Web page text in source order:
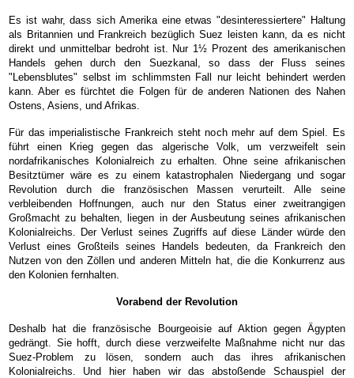
Es ist wahr, dass sich Amerika eine etwas "desinteressiertere" Haltung
als Britannien und Frankreich bezüglich Suez leisten kann, da es nicht
direkt und unmittelbar bedroht ist. Nur 1½ Prozent des amerikanischen
Handels gehen durch den Suezkanal, so dass der Fluss seines
"Lebensblutes" selbst im schlimmsten Fall nur leicht behindert werden
kann. Aber es fürchtet die Folgen für de anderen Nationen des Nahen
Ostens, Asiens, und Afrikas.
Für das imperialistische Frankreich steht noch mehr auf dem Spiel. Es
führt einen Krieg gegen das algerische Volk, um verzweifelt sein
nordafrikanisches Kolonialreich zu erhalten. Ohne seine afrikanischen
Besitztümer wäre es zu einem katastrophalen Niedergang und sogar
Revolution durch die französischen Massen verurteilt. Alle seine
verbleibenden Hoffnungen, auch nur den Status einer zweitrangigen
Großmacht zu behalten, liegen in der Ausbeutung seines afrikanischen
Kolonialreichs. Der Verlust seines Zugriffs auf diese Länder würde den
Verlust eines Großteils seines Handels bedeuten, da Frankreich den
Nutzen von den Zöllen und anderen Mitteln hat, die die Konkurrenz aus
den Kolonien fernhalten.
Vorabend der Revolution
Deshalb hat die französische Bourgeoisie auf Aktion gegen Ägypten
gedrängt. Sie hofft, durch diese verzweifelte Maßnahme nicht nur das
Suez-Problem zu lösen, sondern auch das ihres afrikanischen
Kolonialreichs. Und hier haben wir das abstoßende Schauspiel der